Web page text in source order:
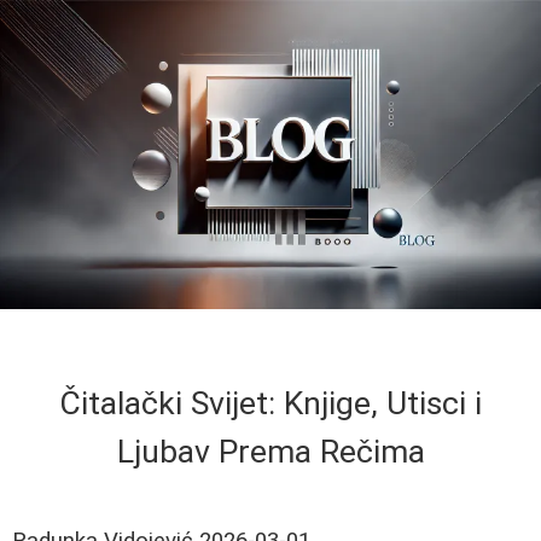
Čitalački Svijet: Knjige, Utisci i
Ljubav Prema Rečima